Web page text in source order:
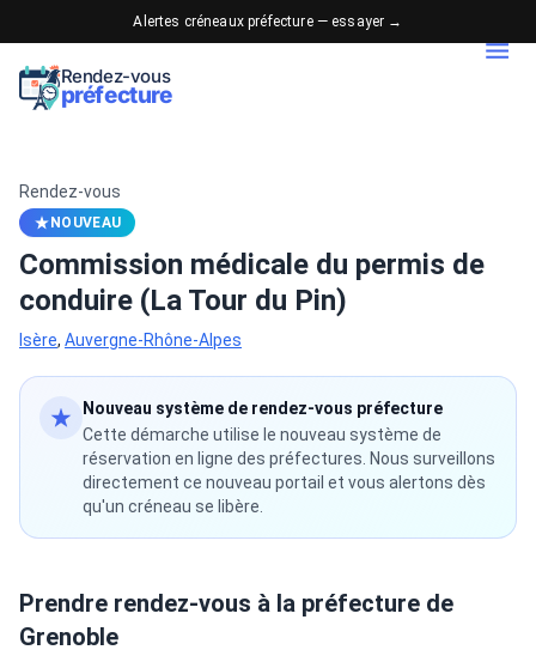
Alertes créneaux préfecture — essayer →
Rendez-vous
préfecture
Rendez-vous
NOUVEAU
Commission médicale du permis de
conduire (La Tour du Pin)
Isère, Auvergne-Rhône-Alpes
Nouveau système de rendez-vous préfecture
Cette démarche utilise le nouveau système de
réservation en ligne des préfectures. Nous surveillons
directement ce nouveau portail et vous alertons dès
qu'un créneau se libère.
Prendre rendez-vous à la préfecture de
Grenoble